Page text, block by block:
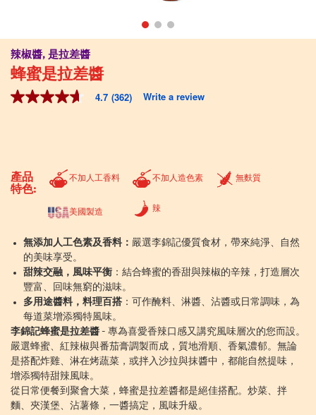
辣椒醬, 是拉差醬
蜂蜜是拉差醬
4.7
rating
value.
Read
Reviews.
page
link.
4.7 (362) Write a review
產品
特色:
不加人工香料 不加人造色素 無麩質
美國製造 辣
無添加人工色素及香料： 嚴選李錦記優質食材，帶來純淨、自然
的美味享受。
甜辣交融，風味平衡 ：結合蜂蜜的香甜與辣椒的辛辣，打造層次
豐富、回味無窮的滋味。
多用途醬料，料理百搭 ：可作醃料、淋醬、沾醬或日常調味，為
每道菜增添獨特風味。
李錦記蜂蜜是拉差醬 - 專為喜愛香辣口感又講究風味層次的您而設。
嚴選蜂蜜、紅辣椒與番茄膏調製而成，質地滑順、香氣濃郁。無論
是搭配炸雞、淋在烤蔬菜，或拌入沙拉與抹醬中，都能自然提味，
增添獨特甜辣風味。
從日常便餐到聚會大菜，蜂蜜是拉差醬都是絕佳搭配。炒菜、拌
麵、夾漢堡、沾薯條，一醬搞定，風味升級。